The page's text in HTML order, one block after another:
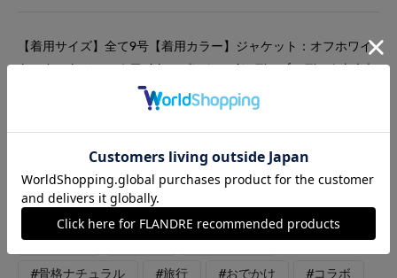
【着用サイズ】全て9号【着用カラー】ジャケット：オフホワイ
ト カットソー：ホワイト パンツ：インディゴ デニムをきれ
いめに着こなすならジャケット合わせがおすすめ。バルーンスリ
ーブのアウターは存在感がありながら、女性らしさもキープ。ハ
リのあるジャガード素材で長い期間愛用できます。
#カットソー #ジャケット #パンツ #休日
#ウォッシャブル #イージーケア #大きいサイズ
#コットン #デニム #軽アウター
#骨格ナチュラル #旅行 #おでかけ #コラボ